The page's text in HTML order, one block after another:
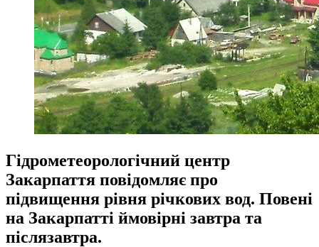
Гідрометеорологічний центр
Закарпаття повідомляє про
підвищення рівня річкових вод. Повені
на Закарпатті ймовірні завтра та
післязавтра.